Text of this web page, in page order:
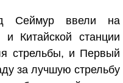
Сеймур ввели на
Китайской станции
стрельбы, и Первый
за лучшую стрельбу